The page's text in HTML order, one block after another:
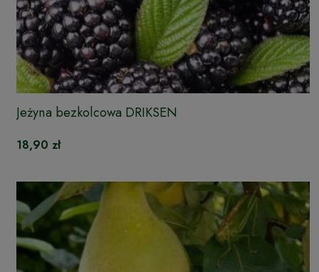
Jeżyna bezkolcowa DRIKSEN
18,90 zł